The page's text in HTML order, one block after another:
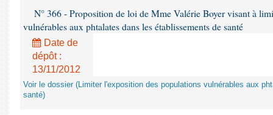
N° 366 - Proposition de loi de Mme Valérie Boyer visant à
vulnérables aux phtalates dans les établissements de santé
Date de
dépôt :
13/11/2012
Voir le dossier (Limiter l'exposition des populations vulnérables aux
santé)